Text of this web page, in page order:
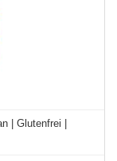
| Glutenfrei |